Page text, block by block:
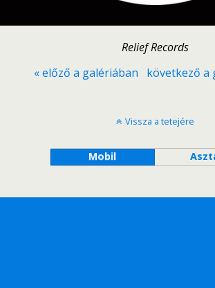
Relief Records
« előző a galériában
következő a
Vissza a tetejére
Mobil